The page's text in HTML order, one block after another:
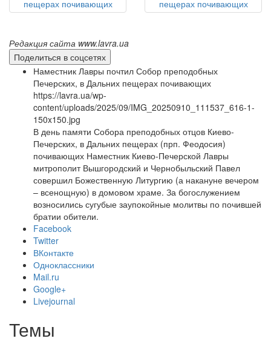
Редакция сайта www.lavra.ua
Поделиться в соцсетях
Наместник Лавры почтил Собор преподобных
Печерских, в Дальних пещерах почивающих
https://lavra.ua/wp-
content/uploads/2025/09/IMG_20250910_111537_616-1-
150x150.jpg
В день памяти Собора преподобных отцов Киево-
Печерских, в Дальних пещерах (прп. Феодосия)
почивающих Наместник Киево-Печерской Лавры
митрополит Вышгородский и Чернобыльский Павел
совершил Божественную Литургию (а накануне вечером
– всенощную) в домовом храме. За богослужением
возносились сугубые заупокойные молитвы по почившей
братии обители.
Facebook
Twitter
ВКонтакте
Одноклассники
Mail.ru
Google+
Livejournal
Темы